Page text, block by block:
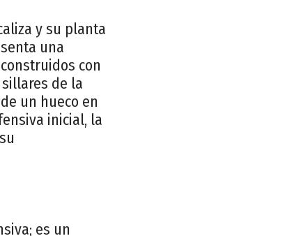
y su planta
una
con
de la
un hueco en
inicial, la
es un